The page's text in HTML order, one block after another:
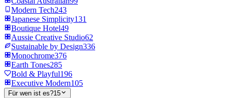
Modern Tech243
Japanese Simplicity131
Boutique Hotel49
Aussie Creative Studio62
Sustainable by Design336
Monochrome376
Earth Tones285
Bold & Playful196
Executive Modern105
Für wen ist es?15